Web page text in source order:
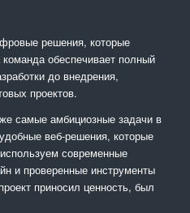
решения, которые
обеспечивает полный
до внедрения,
проектов.
самые амбициозные задачи в
веб-решения, которые
современные
и проверенные инструменты
приносил ценность, был